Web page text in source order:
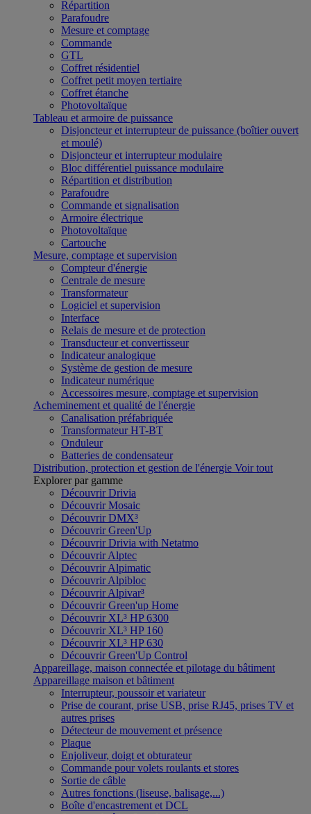
Répartition
Parafoudre
Mesure et comptage
Commande
GTL
Coffret résidentiel
Coffret petit moyen tertiaire
Coffret étanche
Photovoltaïque
Tableau et armoire de puissance
Disjoncteur et interrupteur de puissance (boîtier ouvert
et moulé)
Disjoncteur et interrupteur modulaire
Bloc différentiel puissance modulaire
Répartition et distribution
Parafoudre
Commande et signalisation
Armoire électrique
Photovoltaïque
Cartouche
Mesure, comptage et supervision
Compteur d'énergie
Centrale de mesure
Transformateur
Logiciel et supervision
Interface
Relais de mesure et de protection
Transducteur et convertisseur
Indicateur analogique
Système de gestion de mesure
Indicateur numérique
Accessoires mesure, comptage et supervision
Acheminement et qualité de l'énergie
Canalisation préfabriquée
Transformateur HT-BT
Onduleur
Batteries de condensateur
Distribution, protection et gestion de l'énergie Voir tout
Explorer par gamme
Découvrir Drivia
Découvrir Mosaic
Découvrir DMX³
Découvrir Green'Up
Découvrir Drivia with Netatmo
Découvrir Alptec
Découvrir Alpimatic
Découvrir Alpibloc
Découvrir Alpivar³
Découvrir Green'up Home
Découvrir XL³ HP 6300
Découvrir XL³ HP 160
Découvrir XL³ HP 630
Découvrir Green'Up Control
Appareillage, maison connectée et pilotage du bâtiment
Appareillage maison et bâtiment
Interrupteur, poussoir et variateur
Prise de courant, prise USB, prise RJ45, prises TV et
autres prises
Détecteur de mouvement et présence
Plaque
Enjoliveur, doigt et obturateur
Commande pour volets roulants et stores
Sortie de câble
Autres fonctions (liseuse, balisage,...)
Boîte d'encastrement et DCL